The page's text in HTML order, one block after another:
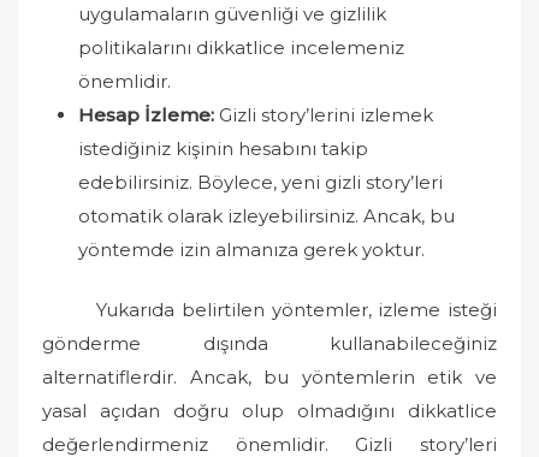
uygulamaların güvenliği ve gizlilik
politikalarını dikkatlice incelemeniz
önemlidir.
Hesap İzleme: Gizli story’lerini izlemek
istediğiniz kişinin hesabını takip
edebilirsiniz. Böylece, yeni gizli story’leri
otomatik olarak izleyebilirsiniz. Ancak, bu
yöntemde izin almanıza gerek yoktur.
Yukarıda belirtilen yöntemler, izleme isteği
gönderme dışında kullanabileceğiniz
alternatiflerdir. Ancak, bu yöntemlerin etik ve
yasal açıdan doğru olup olmadığını dikkatlice
değerlendirmeniz önemlidir. Gizli story’leri